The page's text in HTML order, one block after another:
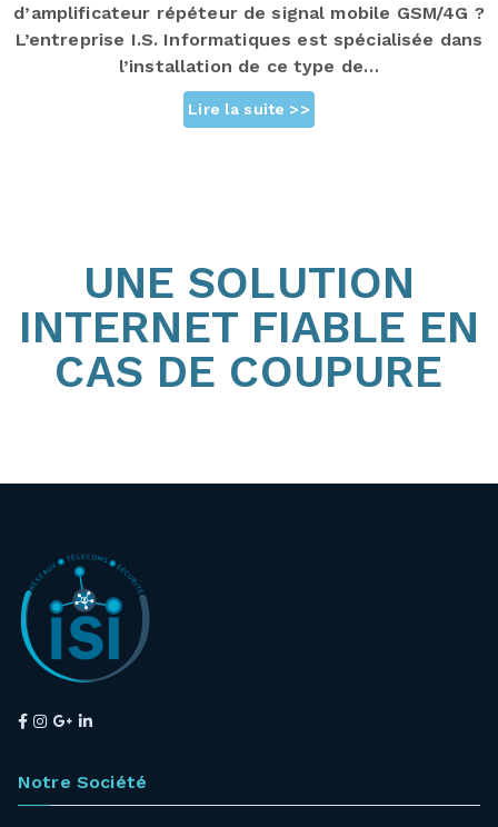
d’amplificateur répéteur de signal mobile GSM/4G ?
L’entreprise I.S. Informatiques est spécialisée dans
l’installation de ce type de…
Lire la suite >>
UNE SOLUTION
INTERNET FIABLE EN
CAS DE COUPURE
Notre Société